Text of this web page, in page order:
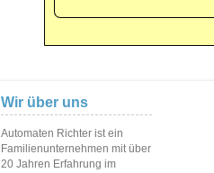
Wir über uns
Automaten Richter ist ein
Familienunternehmen mit über
20 Jahren Erfahrung im